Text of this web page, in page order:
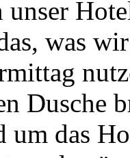
was
Dusche
um das